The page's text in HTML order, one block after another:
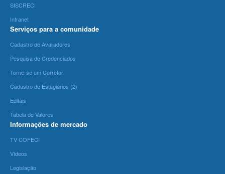
SISCRECI
Intranet
Serviços para a comunidade
Cadastro de Avaliadores
Pesquisa de Credenciados
Torne-se um Corretor
Cadastro de Estagiários (2)
Editais
Tabela de Valores
Informações de mercado
TV COFECI
Vídeos
Legislação